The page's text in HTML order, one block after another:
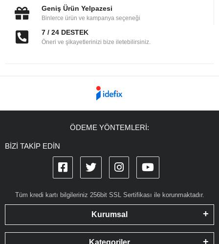
Geniş Ürün Yelpazesi
Binlerce ürün ve kampanya seçeneği
7 / 24 DESTEK
Öneri ve şikayetlerinizi bize iletebilirsiniz.
ÖDEME YÖNTEMLERİ:
BİZİ TAKİP EDİN
Tüm kredi kartı bilgileriniz 256bit SSL Sertifikası ile korunmaktadır.
Kurumsal
Kategoriler